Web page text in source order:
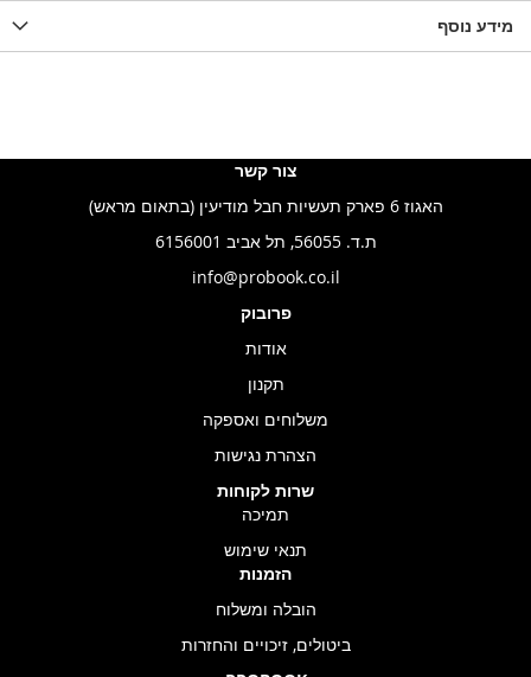
מידע נוסף
צור קשר
האגוז 6 פארק תעשיות חבל מודיעין (בתאום מראש)
ת.ד. 56055, תל אביב 6156001
info@probook.co.il
פרובוק
אודות
תקנון
משלוחים ואספקה
הצהרת נגישות
שרות לקוחות
תמיכה
תנאי שימוש
הזמנות
הובלה ומשלוח
ביטולים, זיכויים והחזרות